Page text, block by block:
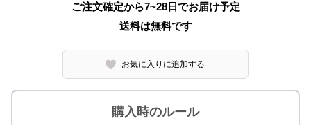
ご注文確定から7~28日でお届け予定
送料は無料です
お気に入りに追加する
購入時のルール